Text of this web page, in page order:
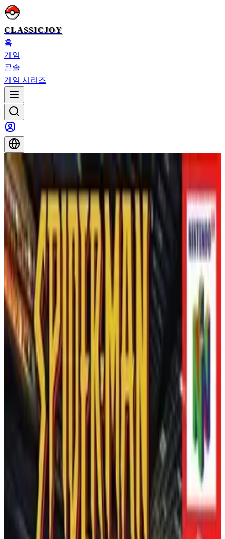
CLASSICJOY
홈
게임
콘솔
게임 시리즈
WWF 레슬매니아 2000
WWF 레슬매니아 2000
게임 플레이
닌텐도 64
🔗임베드 코드
이 게임의 임베드 코드를 가져와 웹사이트에 표시하세요.
임베드 코드 복사
WWF 레슬매니아 2000 - 태
도 시대의 레슬링 클래식
WWF 레슬매니아 2000
은 1999년 10월 12일, THQ와 AKI
코퍼레이션에 의해 N64용으로 출시된 프로레슬링 게임으
로, WWF(현재 WWE)의 레슬매니아
페이퍼뷰를 기반으
로 하며 태도 시대를 배경으로 하고 있습니다.
WCW/nWo
Revenge (1998)와 동일한 엔진을 사용하여 스톤 콜드 스티
브 오스틴, 더 록, 트리플 H, 언더테이커, 맨카인드, 크리스
제리코(WWF 게임 데뷔) 등 50명 이상의 레슬러가 등장합
니다. 모드에는 전시(1대1, 태그팀, 케이지, 로얄럼블, 킹